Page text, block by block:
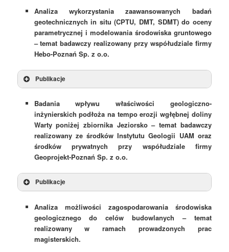
Analiza wykorzystania zaawansowanych badań
geotechnicznych in situ (CPTU, DMT, SDMT) do oceny
parametrycznej i modelowania środowiska gruntowego
– temat badawczy realizowany przy współudziale firmy
Hebo-Poznań Sp. z o.o.
Publikacje
Badania wpływu właściwości geologiczno-
inżynierskich podłoża na tempo erozji wgłębnej doliny
Warty poniżej zbiornika Jeziorsko – temat badawczy
realizowany ze środków Instytutu Geologii UAM oraz
środków prywatnych przy współudziale firmy
Geoprojekt-Poznań Sp. z o.o.
Publikacje
Analiza możliwości zagospodarowania środowiska
geologicznego do celów budowlanych – temat
realizowany w ramach prowadzonych prac
magisterskich.